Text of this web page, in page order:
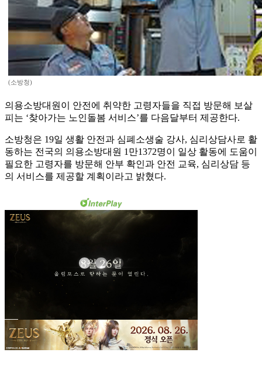
(소방청)
의용소방대원이 안전에 취약한 고령자들을 직접 방문해 보살
피는 ‘찾아가는 노인돌봄 서비스’를 다음달부터 제공한다.
소방청은 19일 생활 안전과 심폐소생술 강사, 심리상담사로 활
동하는 전국의 의용소방대원 1만1372명이 일상 활동에 도움이
필요한 고령자를 방문해 안부 확인과 안전 교육, 심리상담 등
의 서비스를 제공할 계획이라고 밝혔다.